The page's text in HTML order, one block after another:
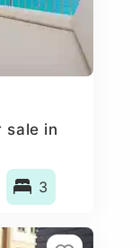
sale in
3